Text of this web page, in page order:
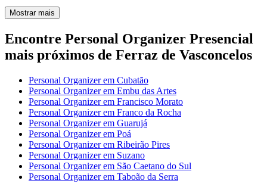
Mostrar mais
Encontre Personal Organizer Presencial
mais próximos de Ferraz de Vasconcelos
Personal Organizer em Cubatão
Personal Organizer em Embu das Artes
Personal Organizer em Francisco Morato
Personal Organizer em Franco da Rocha
Personal Organizer em Guarujá
Personal Organizer em Poá
Personal Organizer em Ribeirão Pires
Personal Organizer em Suzano
Personal Organizer em São Caetano do Sul
Personal Organizer em Taboão da Serra